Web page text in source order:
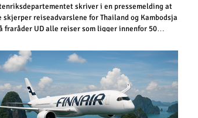
skriver i en pressemelding at
skjerper reiseadvarslene for Thailand og Kambodsja.
fraråder UD alle reiser som ligger innenfor 50
Den forrige reiseadvarselen gjaldt for 20
fra grensen.